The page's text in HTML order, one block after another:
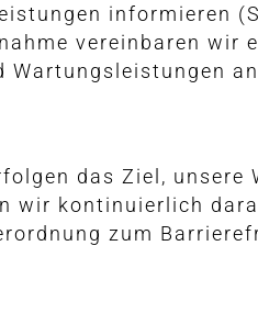
informieren
vereinbaren wir
Wartungsleistungen
das Ziel,
wir kontinuierlich
zum